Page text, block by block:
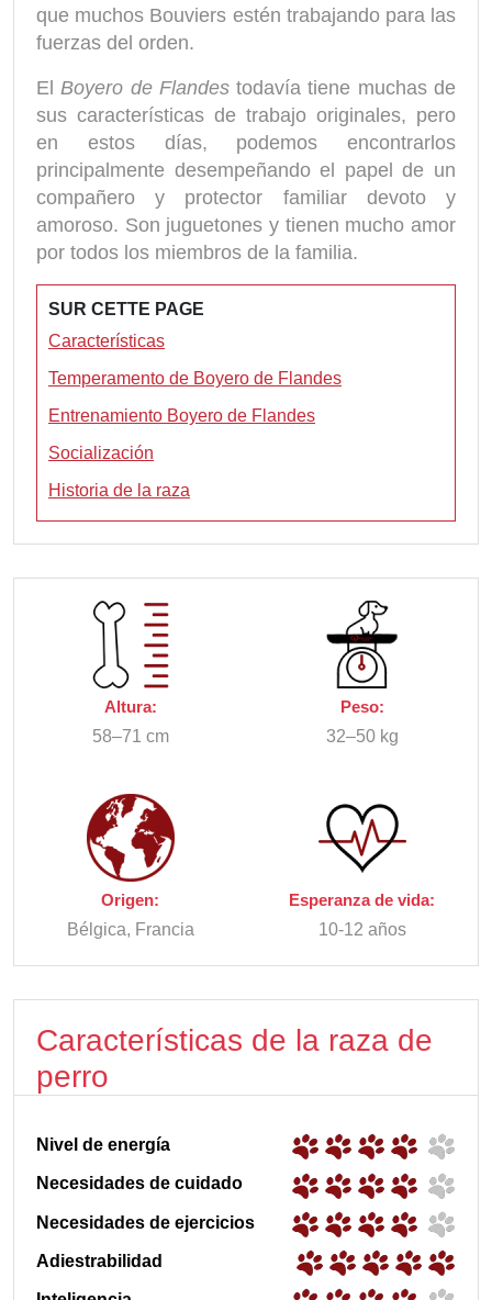
que muchos Bouviers estén trabajando para las
fuerzas del orden.
El Boyero de Flandestodavía tiene muchas de
sus características de trabajo originales, pero
en estos días, podemos encontrarlos
principalmente desempeñando el papel de un
compañero y protector familiar devoto y
amoroso. Son juguetones y tienen mucho amor
por todos los miembros de la familia.
SUR CETTE PAGE
Características
Temperamento de Boyero de Flandes
Entrenamiento Boyero de Flandes
Socialización
Historia de la raza
Altura:
58–71 cm
Peso:
32–50 kg
Origen:
Bélgica, Francia
Esperanza de vida:
10-12 años
Características de la raza de
perro
Nivel de energía
Necesidades de cuidado
Necesidades de ejercicios
Adiestrabilidad